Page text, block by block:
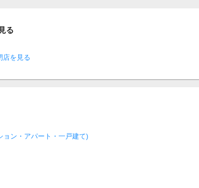
る
店を見る
ョン・アパート・一戸建て)